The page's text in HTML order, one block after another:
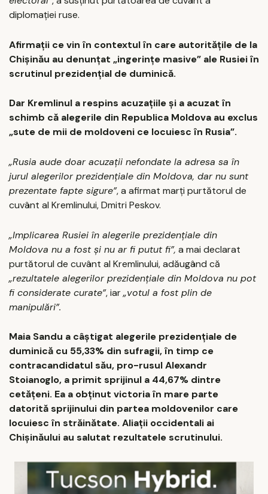
diplomației ruse.
Afirmații ce vin în contextul în care autoritățile de la
Chișinău au denunțat „ingerințe masive” ale Rusiei în
scrutinul prezidențial de duminică.
Dar Kremlinul a respins acuzațiile și a acuzat în
schimb că alegerile din Republica Moldova au exclus
„sute de mii de moldoveni ce locuiesc în Rusia”.
„Rusia aude doar acuzații nefondate la adresa sa în
jurul alegerilor prezidențiale din Moldova, dar nu sunt
prezentate fapte sigure”, a afirmat marți purtătorul de
cuvânt al Kremlinului, Dmitri Peskov.
„Implicarea Rusiei în alegerile prezidențiale din
Moldova nu a fost și nu ar fi putut fi”, a mai declarat
purtătorul de cuvânt al Kremlinului, adăugând că
„rezultatele alegerilor prezidențiale din Moldova nu pot
fi considerate curate”, iar„votul a fost plin de
manipulări”.
Maia Sandu a câştigat alegerile prezidenţiale de
duminică cu 55,33% din sufragii, în timp ce
contracandidatul său, pro-rusul Alexandr
Stoianoglo, a primit sprijinul a 44,67% dintre
cetăţeni. Ea a obținut victoria în mare parte
datorită sprijinului din partea moldovenilor care
locuiesc în străinătate. Aliaţii occidentali ai
Chişinăului au salutat rezultatele scrutinului.